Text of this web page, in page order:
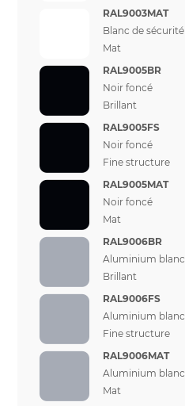
RAL9003MAT
Blanc de sécurité
Mat
RAL9005BR
Noir foncé
Brillant
RAL9005FS
Noir foncé
Fine structure
RAL9005MAT
Noir foncé
Mat
RAL9006BR
Aluminium blanc
Brillant
RAL9006FS
Aluminium blanc
Fine structure
RAL9006MAT
Aluminium blanc
Mat